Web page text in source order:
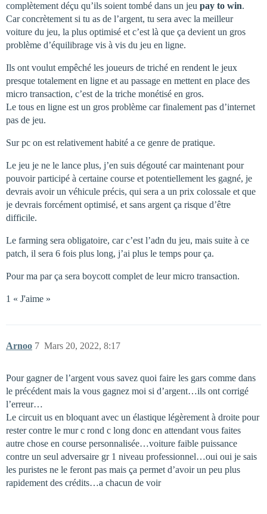
complètement déçu qu’ils soient tombé dans un jeu pay to win.
Car concrètement si tu as de l’argent, tu sera avec la meilleur
voiture du jeu, la plus optimisé et c’est là que ça devient un gros
problème d’équilibrage vis à vis du jeu en ligne.
Ils ont voulut empêché les joueurs de triché en rendent le jeux
presque totalement en ligne et au passage en mettent en place des
micro transaction, c’est de la triche monétisé en gros.
Le tous en ligne est un gros problème car finalement pas d’internet
pas de jeu.
Sur pc on est relativement habité a ce genre de pratique.
Le jeu je ne le lance plus, j’en suis dégouté car maintenant pour
pouvoir participé à certaine course et potentiellement les gagné, je
devrais avoir un véhicule précis, qui sera a un prix colossale et que
je devrais forcément optimisé, et sans argent ça risque d’être
difficile.
Le farming sera obligatoire, car c’est l’adn du jeu, mais suite à ce
patch, il sera 6 fois plus long, j’ai plus le temps pour ça.
Pour ma par ça sera boycott complet de leur micro transaction.
1 « J'aime »
Arnoo Mars 20, 2022, 8:17
7
Pour gagner de l’argent vous savez quoi faire les gars comme dans
le précédent mais la vous gagnez moi si d’argent…ils ont corrigé
l’erreur…
Le circuit us en bloquant avec un élastique légèrement à droite pour
rester contre le mur c rond c long donc en attendant vous faites
autre chose en course personnalisée…voiture faible puissance
contre un seul adversaire gr 1 niveau professionnel…oui oui je sais
les puristes ne le feront pas mais ça permet d’avoir un peu plus
rapidement des crédits…a chacun de voir